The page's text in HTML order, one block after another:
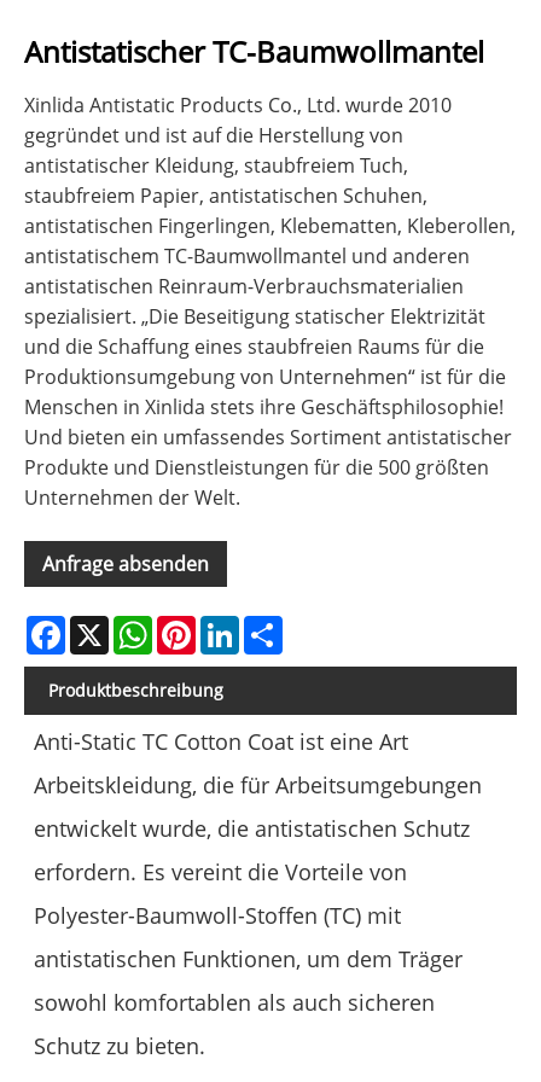
Antistatischer TC-Baumwollmantel
Xinlida Antistatic Products Co., Ltd. wurde 2010
gegründet und ist auf die Herstellung von
antistatischer Kleidung, staubfreiem Tuch,
staubfreiem Papier, antistatischen Schuhen,
antistatischen Fingerlingen, Klebematten, Kleberollen,
antistatischem TC-Baumwollmantel und anderen
antistatischen Reinraum-Verbrauchsmaterialien
spezialisiert. „Die Beseitigung statischer Elektrizität
und die Schaffung eines staubfreien Raums für die
Produktionsumgebung von Unternehmen“ ist für die
Menschen in Xinlida stets ihre Geschäftsphilosophie!
Und bieten ein umfassendes Sortiment antistatischer
Produkte und Dienstleistungen für die 500 größten
Unternehmen der Welt.
Anfrage absenden
Facebook
X WhatsApp
PinterestLinkedIn
Produktbeschreibung
Anti-Static TC Cotton Coat ist eine Art
Arbeitskleidung, die für Arbeitsumgebungen
entwickelt wurde, die antistatischen Schutz
erfordern. Es vereint die Vorteile von
Polyester-Baumwoll-Stoffen (TC) mit
antistatischen Funktionen, um dem Träger
sowohl komfortablen als auch sicheren
Schutz zu bieten.